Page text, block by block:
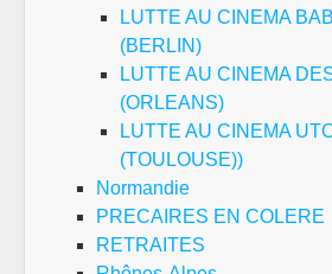
LUTTE AU CINEMA
(BERLIN)
LUTTE AU CINEMA
(ORLEANS)
LUTTE AU CINEMA
(TOULOUSE))
Normandie
PRECAIRES EN COLERE
RETRAITES